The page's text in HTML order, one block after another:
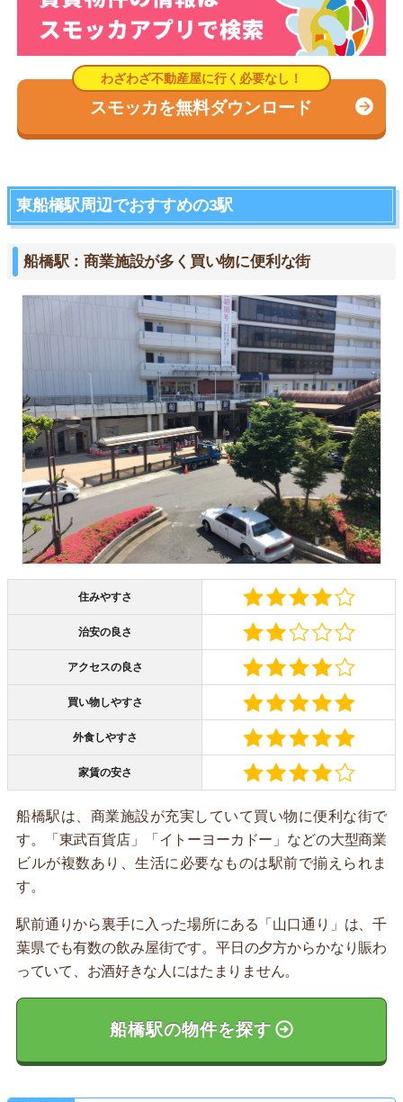
スモッカを無料ダウンロード
東船橋駅周辺でおすすめの3駅
船橋駅：商業施設が多く買い物に便利な街
住みやすさ
治安の良さ
アクセスの良さ
買い物しやすさ
外食しやすさ
家賃の安さ
船橋駅は、商業施設が充実していて買い物に便利な街で
す。「東武百貨店」「イトーヨーカドー」などの大型商業
ビルが複数あり、生活に必要なものは駅前で揃えられま
す。
駅前通りから裏手に入った場所にある「山口通り」は、千
葉県でも有数の飲み屋街です。平日の夕方からかなり賑わ
っていて、お酒好きな人にはたまりません。
船橋駅の物件を探す